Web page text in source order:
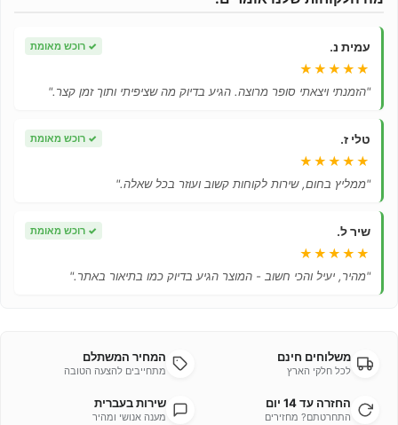
עמית נ. ✓ רוכש מאומת
★★★★★
"הזמנתי ויצאתי סופר מרוצה. הגיע בדיוק מה שציפיתי ותוך זמן קצר."
טלי ז. ✓ רוכש מאומת
★★★★★
"ממליץ בחום, שירות לקוחות קשוב ועוזר בכל שאלה."
שיר ל. ✓ רוכש מאומת
★★★★★
"מהיר, יעיל והכי חשוב - המוצר הגיע בדיוק כמו בתיאור באתר."
משלוחים חינם
לכל חלקי הארץ
המחיר המשתלם
מתחייבים להצעה הטובה
החזרה עד 14 יום
התחרטתם? מחזירים
שירות בעברית
מענה אנושי ומהיר